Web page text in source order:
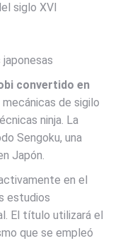
siglo XVI
convertido en
de sigilo
ninja. La
Sengoku, una
Japón.
en el
estudios
El título utilizará el
que se empleó